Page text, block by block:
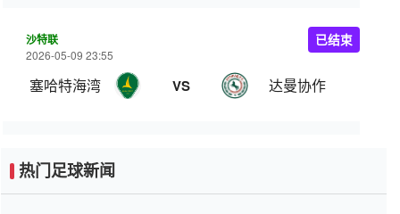
沙特联
2026-05-09 23:55
塞哈特海湾 VS 达曼协作
已结束
热门足球新闻